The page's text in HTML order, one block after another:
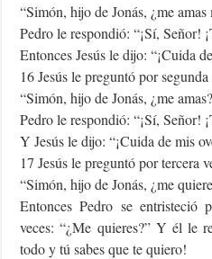
“Simón, hijo de Jonás, ¿me amas
Pedro le respondió: “¡Sí, Señor!
Entonces Jesús le dijo: “¡Cuida
16 Jesús le preguntó por segunda
“Simón, hijo de Jonás, ¿me
Pedro le respondió: “¡Sí, Señor!
Y Jesús le dijo: “¡Cuida de mis
17 Jesús le preguntó por tercera
“Simón, hijo de Jonás, ¿me
Entonces Pedro se entristeció
veces: “¿Me quieres?” Y él le
todo y tú sabes que te quiero!